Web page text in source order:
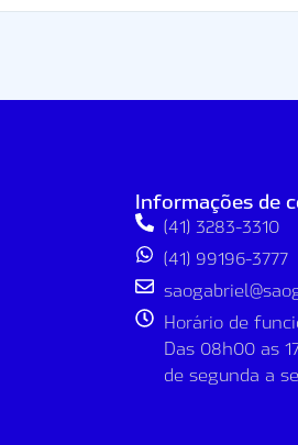
Informações de
(41) 3283-3310
(41) 99196-3777
Horário de
Das 08h00 as
de segunda a